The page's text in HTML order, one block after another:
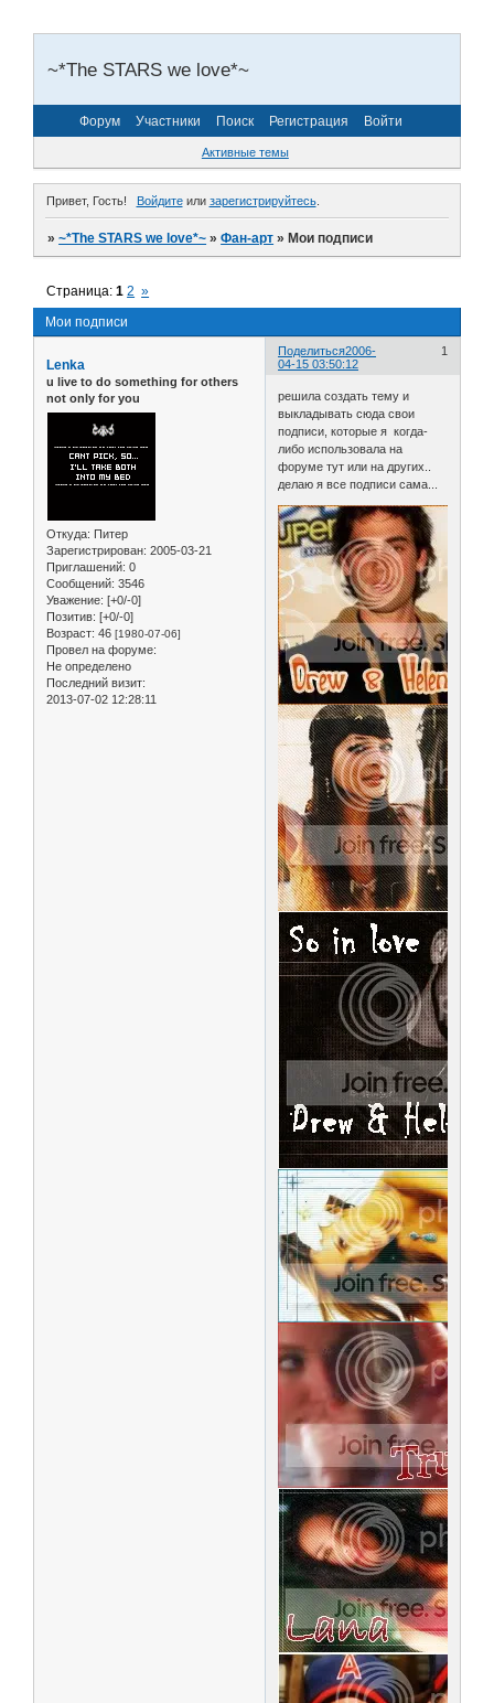
~*The STARS we love*~
Форум Участники Поиск Регистрация Войти
Активные темы
Привет, Гость! Войдитеили зарегистрируйтесь.
»~*The STARS we love*~ »Фан-арт »Мои подписи
Мои подписи
Страница:1 2 »
Поделиться 1
2006-
04-15 03:50:12
Lenka
u live to do something for others
not only for you
Откуда: Питер
Зарегистрирован: 2005-03-21
Приглашений: 0
Сообщений: 3546
Уважение: [+0/-0]
Позитив: [+0/-0]
Возраст: 46 [1980-07-06]
Провел на форуме:
Не определено
Последний визит:
2013-07-02 12:28:11
решила создать тему и
выкладывать сюда свои
подписи, которые я когда-
либо использовала на
форуме тут или на других..
делаю я все подписи сама...